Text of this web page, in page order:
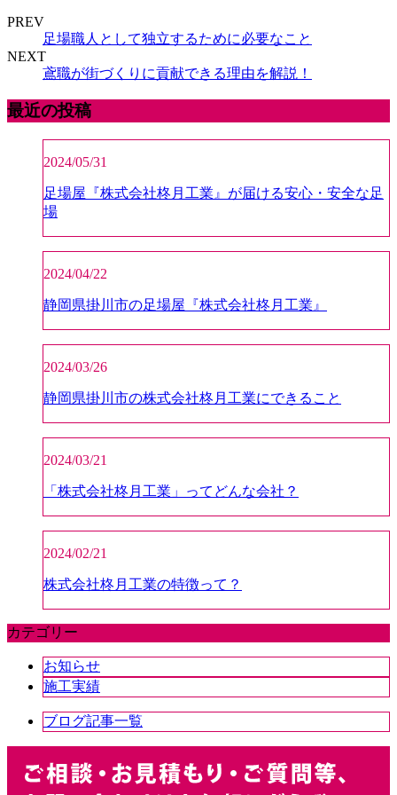
PREV
足場職人として独立するために必要なこと
NEXT
鳶職が街づくりに貢献できる理由を解説！
最近の投稿
2024/05/31
足場屋『株式会社柊月工業』が届ける安心・安全な足
場
2024/04/22
静岡県掛川市の足場屋『株式会社柊月工業』
2024/03/26
静岡県掛川市の株式会社柊月工業にできること
2024/03/21
「株式会社柊月工業」ってどんな会社？
2024/02/21
株式会社柊月工業の特徴って？
カテゴリー
お知らせ
施工実績
ブログ記事一覧